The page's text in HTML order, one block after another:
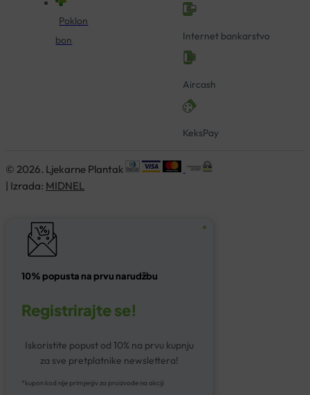
Poklon
bon
Internet bankarstvo
Aircash
KeksPay
© 2026. Ljekarne Plantak
| Izrada: MIDNEL
10% popusta na prvu narudžbu
Registrirajte se!
Iskoristite popust od 10% na prvu kupnju
za sve pretplatnike newslettera!
*kupon kod nije primjenjiv za proizvode na akciji